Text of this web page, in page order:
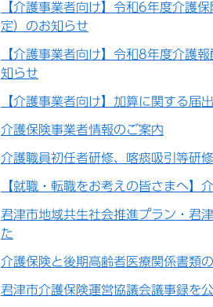
【介護事業者向け】令和6年度介護
定）のお知らせ
【介護事業者向け】令和8年度介護
知らせ
【介護事業者向け】加算に関する届
介護保険事業者情報のご案内
介護職員初任者研修、喀痰吸引等研
【就職・転職をお考えの皆さまへ】
君津市地域共生社会推進プラン・君
た
介護保険と後期高齢者医療関係書類
君津市介護保険運営協議会議事録を